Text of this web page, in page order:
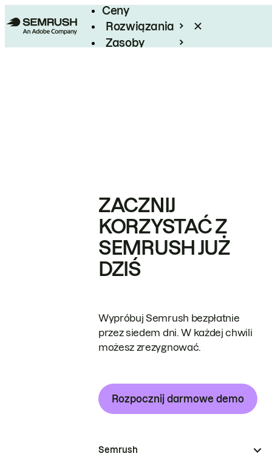
Ceny
Rozwiązania
Zasoby
ZACZNIJ
KORZYSTAĆ Z
SEMRUSH JUŻ
DZIŚ
Wypróbuj Semrush bezpłatnie
przez siedem dni. W każdej chwili
możesz zrezygnować.
Rozpocznij darmowe demo
Semrush